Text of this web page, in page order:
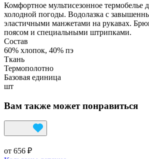
Комфортное мультисезонное термобелье
холодной погоды. Водолазка с
эластичными манжетами на рукавах.
поясом и специальными штрипками.
Состав
60% хлопок, 40% пэ
Ткань
Термополотно
Базовая единица
шт
Вам также может понравиться
от 656 ₽